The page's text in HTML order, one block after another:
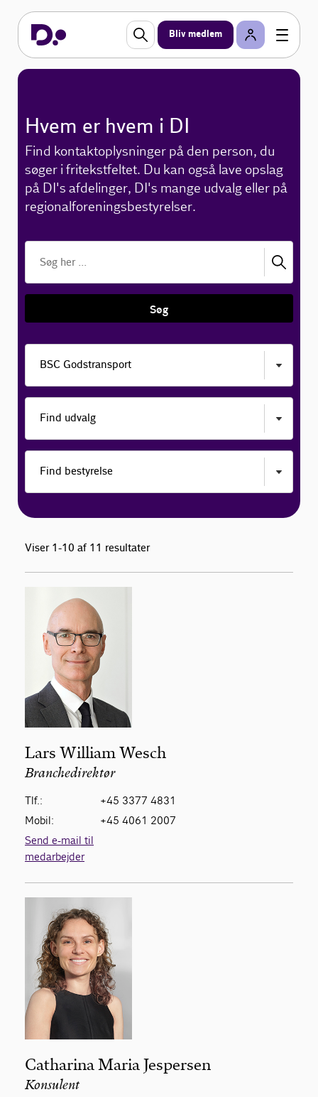
Bliv medlem
Hvem er hvem i DI
Find kontaktoplysninger på den person, du
søger i fritekstfeltet. Du kan også lave opslag
på DI's afdelinger, DI's mange udvalg eller på
regionalforeningsbestyrelser.
Søg
Viser 1-10 af 11 resultater
Lars William Wesch
Branchedirektør
Tlf.:
+45 3377 4831
Mobil:
+45 4061 2007
Send e-mail til
medarbejder
Catharina Maria Jespersen
Konsulent